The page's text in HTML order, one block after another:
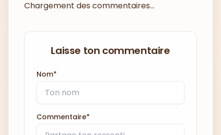
Chargement des commentaires...
Laisse ton commentaire
Nom*
Commentaire*